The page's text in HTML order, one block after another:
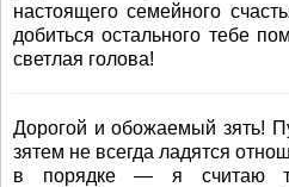
настоящего семейного
добиться остального тебе
светлая голова!
Дорогой и обожаемый зять!
зятем не всегда ладятся
в порядке — я считаю